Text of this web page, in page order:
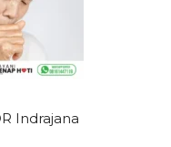
Indrajana